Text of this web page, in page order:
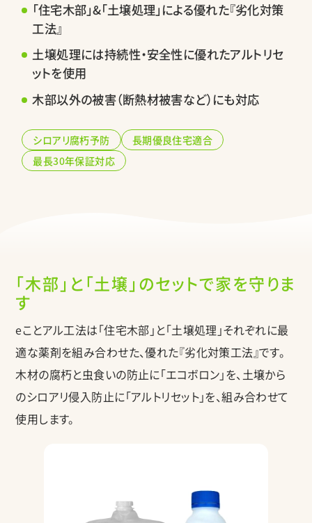
「住宅木部」&「土壌処理」による優れた『劣化対策
工法』
土壌処理には持続性・安全性に優れたアルトリセ
ットを使用
木部以外の被害（断熱材被害など）にも対応
シロアリ腐朽予防
長期優良住宅適合
最長30年保証対応
「木部」と「土壌」のセットで家を守りま
す
eことアル工法は「住宅木部」と「土壌処理」それぞれに最
適な薬剤を組み合わせた、優れた『劣化対策工法』です。
木材の腐朽と虫食いの防止に「エコボロン」を、土壌から
のシロアリ侵入防止に「アルトリセット」を、組み合わせて
使用します。